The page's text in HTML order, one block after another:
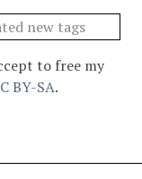
to free my
BY-SA.